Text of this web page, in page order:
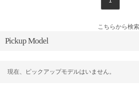
こちらから検
Pickup Model
現在、ピックアップモデルはいません。